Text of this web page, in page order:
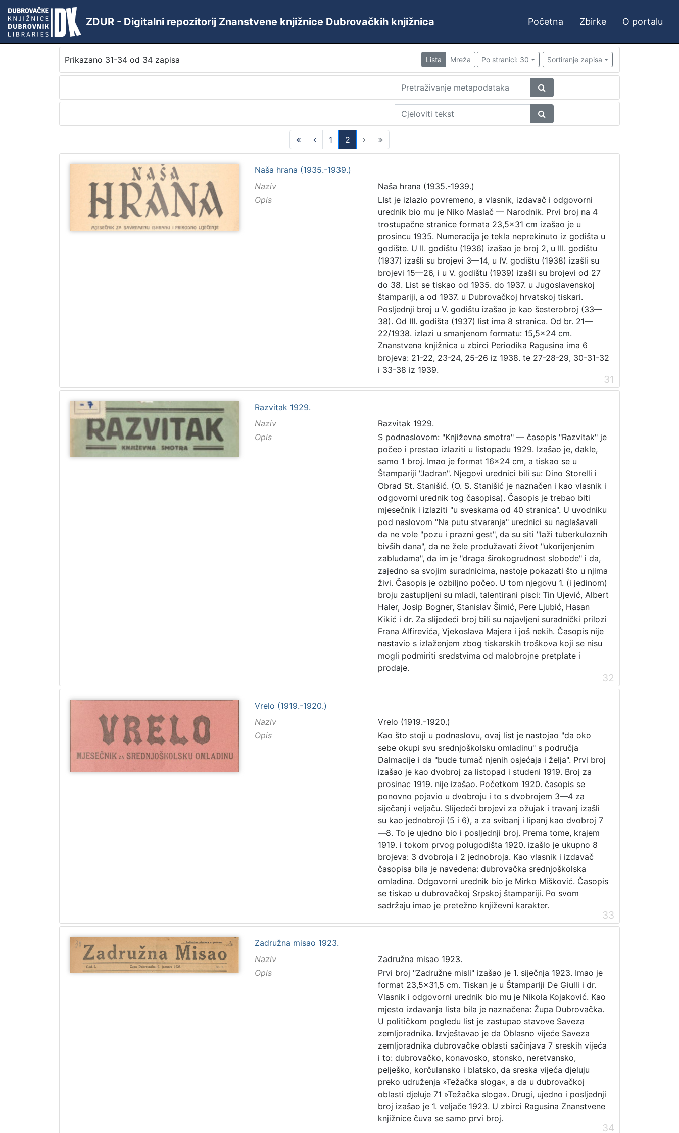
ZDUR - Digitalni repozitorij Znanstvene knjižnice Dubrovačkih knjižnica Početna Zbirke O portalu
Prikazano 31-34 od 34 zapisa Lista Mreža Po stranici: 30 Sortiranje zapisa
1
2
(current)
Naša hrana (1935.-1939.)
Naziv
Naša hrana (1935.-1939.)
Opis
LIst je izlazio povremeno, a vlasnik, izdavač i odgovorni
urednik bio mu je Niko Maslač — Narodnik. Prvi broj na 4
trostupačne stranice formata 23,5x31 cm izašao je u
prosincu 1935. Numeracija je tekla neprekinuto iz godišta u
godište. U II. godištu (1936) izašao je broj 2, u III. godištu
(1937) izašli su brojevi 3—14, u IV. godištu (1938) izašli su
brojevi 15—26, i u V. godištu (1939) izašli su brojevi od 27
do 38. List se tiskao od 1935. do 1937. u Jugoslavenskoj
štampariji, a od 1937. u Dubrovačkoj hrvatskoj tiskari.
Posljednji broj u V. godištu izašao je kao šesterobroj (33—
38). Od III. godišta (1937) list ima 8 stranica. Od br. 21—
22/1938. izlazi u smanjenom formatu: 15,5x24 cm.
Znanstvena knjižnica u zbirci Periodika Ragusina ima 6
brojeva: 21-22, 23-24, 25-26 iz 1938. te 27-28-29, 30-31-32
i 33-38 iz 1939.
31
Razvitak 1929.
Naziv
Razvitak 1929.
Opis
S podnaslovom: "Književna smotra" — časopis "Razvitak" je
počeo i prestao izlaziti u listopadu 1929. Izašao je, dakle,
samo 1 broj. Imao je format 16x24 cm, a tiskao se u
Štampariji "Jadran". Njegovi urednici bili su: Dino Storelli i
Obrad St. Stanišić. (O. S. Stanišić je naznačen i kao vlasnik i
odgovorni urednik tog časopisa). Časopis je trebao biti
mjesečnik i izlaziti "u sveskama od 40 stranica". U uvodniku
pod naslovom "Na putu stvaranja" urednici su naglašavali
da ne vole "pozu i prazni gest", da su siti "laži tuberkuloznih
bivših dana", da ne žele produžavati život "ukorijenjenim
zabludama", da im je "draga širokogrudnost slobode" i da,
zajedno sa svojim suradnicima, nastoje pokazati što u njima
živi. Časopis je ozbiljno počeo. U tom njegovu 1. (i jedinom)
broju zastupljeni su mladi, talentirani pisci: Tin Ujević, Albert
Haler, Josip Bogner, Stanislav Šimić, Pere Ljubić, Hasan
Kikić i dr. Za slijedeći broj bili su najavljeni suradnički prilozi
Frana Alfirevića, Vjekoslava Majera i još nekih. Časopis nije
nastavio s izlaženjem zbog tiskarskih troškova koji se nisu
mogli podmiriti sredstvima od malobrojne pretplate i
prodaje.
32
Vrelo (1919.-1920.)
Naziv
Vrelo (1919.-1920.)
Opis
Kao što stoji u podnaslovu, ovaj list je nastojao "da oko
sebe okupi svu srednjoškolsku omladinu" s područja
Dalmacije i da "bude tumač njenih osjećaja i želja". Prvi broj
izašao je kao dvobroj za listopad i studeni 1919. Broj za
prosinac 1919. nije izašao. Početkom 1920. časopis se
ponovno pojavio u dvobroju i to s dvobrojem 3—4 za
siječanj i veljaču. Slijedeći brojevi za ožujak i travanj izašli
su kao jednobroji (5 i 6), a za svibanj i lipanj kao dvobroj 7
—8. To je ujedno bio i posljednji broj. Prema tome, krajem
1919. i tokom prvog polugodišta 1920. izašlo je ukupno 8
brojeva: 3 dvobroja i 2 jednobroja. Kao vlasnik i izdavač
časopisa bila je navedena: dubrovačka srednjoškolska
omladina. Odgovorni urednik bio je Mirko Mišković. Časopis
se tiskao u dubrovačkoj Srpskoj štampariji. Po svom
sadržaju imao je pretežno književni karakter.
33
Zadružna misao 1923.
Naziv
Zadružna misao 1923.
Opis
Prvi broj "Zadružne misli" izašao je 1. siječnja 1923. Imao je
format 23,5x31,5 cm. Tiskan je u Štampariji De Giulli i dr.
Vlasnik i odgovorni urednik bio mu je Nikola Kojaković. Kao
mjesto izdavanja lista bila je naznačena: Župa Dubrovačka.
U političkom pogledu list je zastupao stavove Saveza
zemljoradnika. Izvještavao je da Oblasno vijeće Saveza
zemljoradnika dubrovačke oblasti sačinjava 7 sreskih vijeća
i to: dubrovačko, konavosko, stonsko, neretvansko,
pelješko, korčulansko i blatsko, da sreska vijeća djeluju
preko udruženja »Težačka sloga«, a da u dubrovačkoj
oblasti djeluje 71 »Težačka sloga«. Drugi, ujedno i posljednji
broj izašao je 1. veljače 1923. U zbirci Ragusina Znanstvene
knjižnice čuva se samo prvi broj.
34